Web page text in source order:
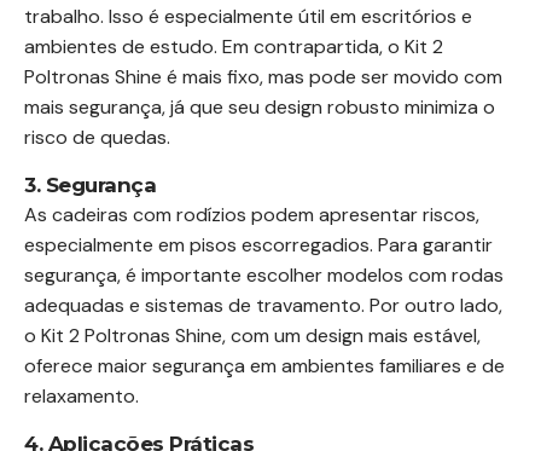
trabalho. Isso é especialmente útil em escritórios e
ambientes de estudo. Em contrapartida, o Kit 2
Poltronas Shine é mais fixo, mas pode ser movido com
mais segurança, já que seu design robusto minimiza o
risco de quedas.
3. Segurança
As cadeiras com rodízios podem apresentar riscos,
especialmente em pisos escorregadios. Para garantir
segurança, é importante escolher modelos com rodas
adequadas e sistemas de travamento. Por outro lado,
o Kit 2 Poltronas Shine, com um design mais estável,
oferece maior segurança em ambientes familiares e de
relaxamento.
4. Aplicações Práticas